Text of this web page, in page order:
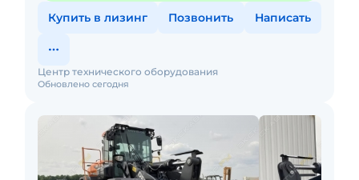
Купить в лизинг Позвонить Написать
Обновлено сегодня
Центр технического оборудования